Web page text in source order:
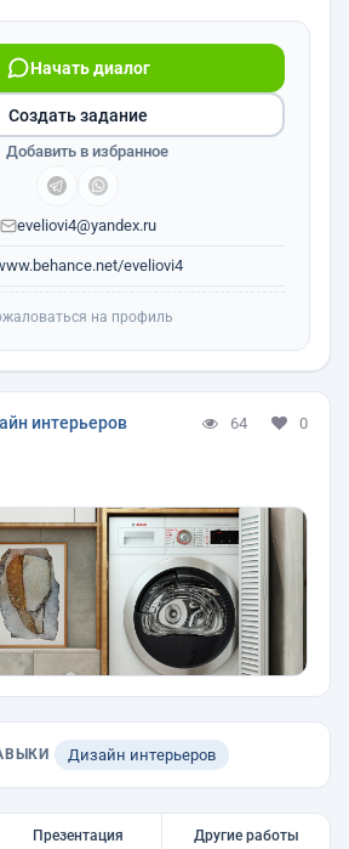
Начать диалог
eveliovi4@yandex.ru
eveliovi4
Создать задание
Добавить в избранное
на профиль
интерьеров 64 0
Дизайн интерьеров
Презентация Другие работы